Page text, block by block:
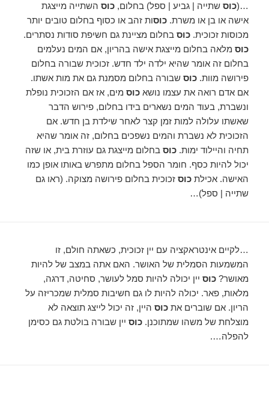
…(כוס שתייה | גביע | ספל) בחלום,כוס השתייה מייצגת
אישה או בן או משרת.כוסות זהב או כסוף בחלום טובים יותר
מכוסות זכוכית.כוס בחלום מציינת גם חשיפת סודות נסתרים.
כוס מלאה בחלום מייצגת אישה בהריון, אם המים נעלמים
בחלום זה אומר שהיא ילדה ילד חדש. זכוכית שבורה בחלום
פירושה מוות.כוס שבורה בחלום מסמנת גם את מות אשתו.
אם אדם רואה את עצמו נושאכוס מים, אז אם הזכוכית נופלת
ונשברת, בעוד המים נשארים בידו בחלום, פירוש הדבר
שאשתו עלולה למות זמן קצר לאחר שילדת בן חדש. אם
הזכוכית לא נשברת והמים נשפכים בחלום, זה אומר שהיא
תחיה והיילוד ימות.כוס בחלום מייצגת גם עוזרת בית, או שזה
יכול להיות כסף. חומר הספל בחלום מתפרש באותו אופן כמו
האישה. אכילתכוס זכוכית בחלום פירושה מצוקה. (ראו גם
שתייה | ספל)…
…לקיים אינטראקציה עם יין זכוכית, כשאתה חולם, זו
המשמעות הסמלית של האושר. האם אתה במצב של להיות
מאושר?כוס יין יכולה להיות סמל לעושר, סחיטה, דרגה,
מלאות, פאר. יכולה להיות לו גם חשיבות סמלית שמכריזה על
הריון. אם שוברים אתכוס היין, זה יכול לייצג תוצאה לא
מוצלחת של משהו שמתוכנן.כוס יין שבורה בולטת גם כסימן
להפלה….